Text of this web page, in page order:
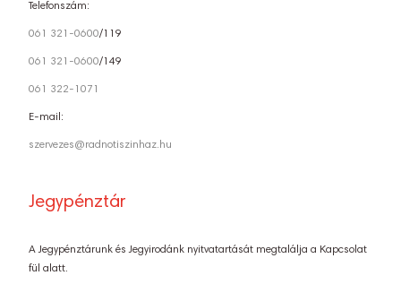
Telefonszám:
061 321-0600/119
061 321-0600/149
061 322-1071
E-mail:
szervezes@radnotiszinhaz.hu
Jegypénztár
A Jegypénztárunk és Jegyirodánk nyitvatartását megtalálja a Kapcsolat
fül alatt.